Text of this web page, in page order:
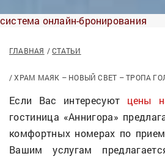
система онлайн-бронирования
ГЛАВНАЯ СТАТЬИ
ХРАМ МАЯК – НОВЫЙ СВЕТ – ТРОПА
Если Вас интересуют цены
гостиница «Аннигора»
комфортных номерах по
Вашим услугам